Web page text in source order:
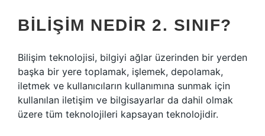
BILIŞIM NEDIR 2. SINIF?
Bilişim teknolojisi, bilgiyi ağlar üzerinden bir yerden
başka bir yere toplamak, işlemek, depolamak,
iletmek ve kullanıcıların kullanımına sunmak için
kullanılan iletişim ve bilgisayarlar da dahil olmak
üzere tüm teknolojileri kapsayan teknolojidir.